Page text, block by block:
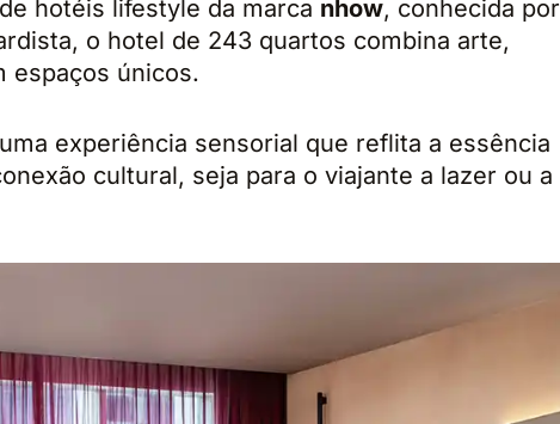
hotéis lifestyle da marca nhow, conhecida por
o hotel de 243 quartos combina arte,
espaços únicos.
experiência sensorial que reflita a essência
cultural, seja para o viajante a lazer ou a